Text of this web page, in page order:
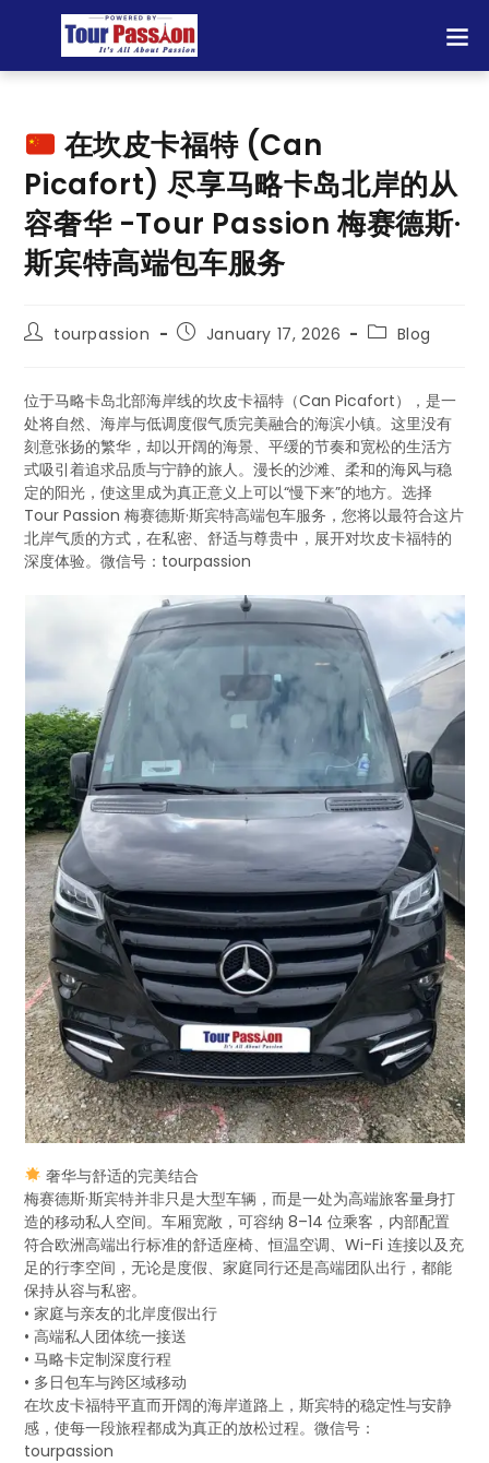
在坎皮卡福特 (Can
Picafort) 尽享马略卡岛北岸的从
容奢华 -Tour Passion 梅赛德斯·
斯宾特高端包车服务
tourpassion January 17, 2026 Blog
位于马略卡岛北部海岸线的坎皮卡福特（Can Picafort），是一
处将自然、海岸与低调度假气质完美融合的海滨小镇。这里没有
刻意张扬的繁华，却以开阔的海景、平缓的节奏和宽松的生活方
式吸引着追求品质与宁静的旅人。漫长的沙滩、柔和的海风与稳
定的阳光，使这里成为真正意义上可以“慢下来”的地方。选择
Tour Passion 梅赛德斯·斯宾特高端包车服务，您将以最符合这片
北岸气质的方式，在私密、舒适与尊贵中，展开对坎皮卡福特的
深度体验。微信号：tourpassion
奢华与舒适的完美结合
梅赛德斯·斯宾特并非只是大型车辆，而是一处为高端旅客量身打
造的移动私人空间。车厢宽敞，可容纳 8–14 位乘客，内部配置
符合欧洲高端出行标准的舒适座椅、恒温空调、Wi-Fi 连接以及充
足的行李空间，无论是度假、家庭同行还是高端团队出行，都能
保持从容与私密。
• 家庭与亲友的北岸度假出行
• 高端私人团体统一接送
• 马略卡定制深度行程
• 多日包车与跨区域移动
在坎皮卡福特平直而开阔的海岸道路上，斯宾特的稳定性与安静
感，使每一段旅程都成为真正的放松过程。微信号：
tourpassion